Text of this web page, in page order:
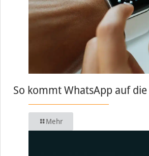
So kommt WhatsApp auf
Mehr